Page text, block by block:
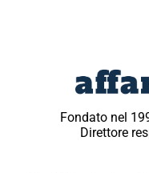
Fondato nel
Direttore